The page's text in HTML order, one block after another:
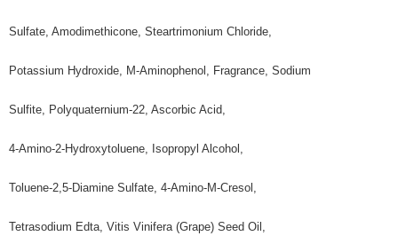
Sulfate, Amodimethicone, Steartrimonium Chloride,
Potassium Hydroxide, M-Aminophenol, Fragrance, Sodium
Sulfite, Polyquaternium-22, Ascorbic Acid,
4-Amino-2-Hydroxytoluene, Isopropyl Alcohol,
Toluene-2,5-Diamine Sulfate, 4-Amino-M-Cresol,
Tetrasodium Edta, Vitis Vinifera (Grape) Seed Oil,